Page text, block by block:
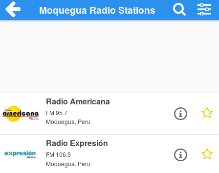
Moquegua Radio Stations
Radio Americana
FM 95.7
Moquegua, Peru
Radio Expresión
FM 106.9
Moquegua, Peru